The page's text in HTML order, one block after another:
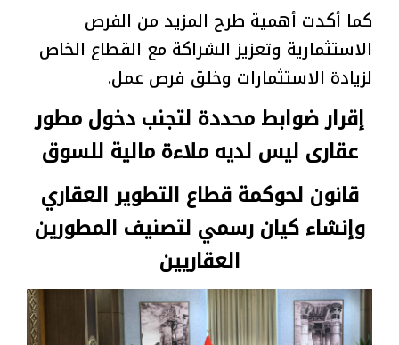
كما أكدت أهمية طرح المزيد من الفرص
الاستثمارية وتعزيز الشراكة مع القطاع الخاص
لزيادة الاستثمارات وخلق فرص عمل.
إقرار ضوابط محددة لتجنب دخول مطور
عقارى ليس لديه ملاءة مالية للسوق
قانون لحوكمة قطاع التطوير العقاري
وإنشاء كيان رسمي لتصنيف المطورين
العقاريين